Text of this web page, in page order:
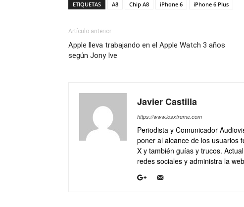
ETIQUETAS A8 Chip A8 iPhone 6 iPhone 6 Plus
Artículo anterior
Apple lleva trabajando en el Apple Watch 3 años
según Jony Ive
Javier Castilla
https://www.iosxtreme.com
Periodista y Comunicador
poner al alcance de los usuarios
X y también guías y trucos.
redes sociales y administra la